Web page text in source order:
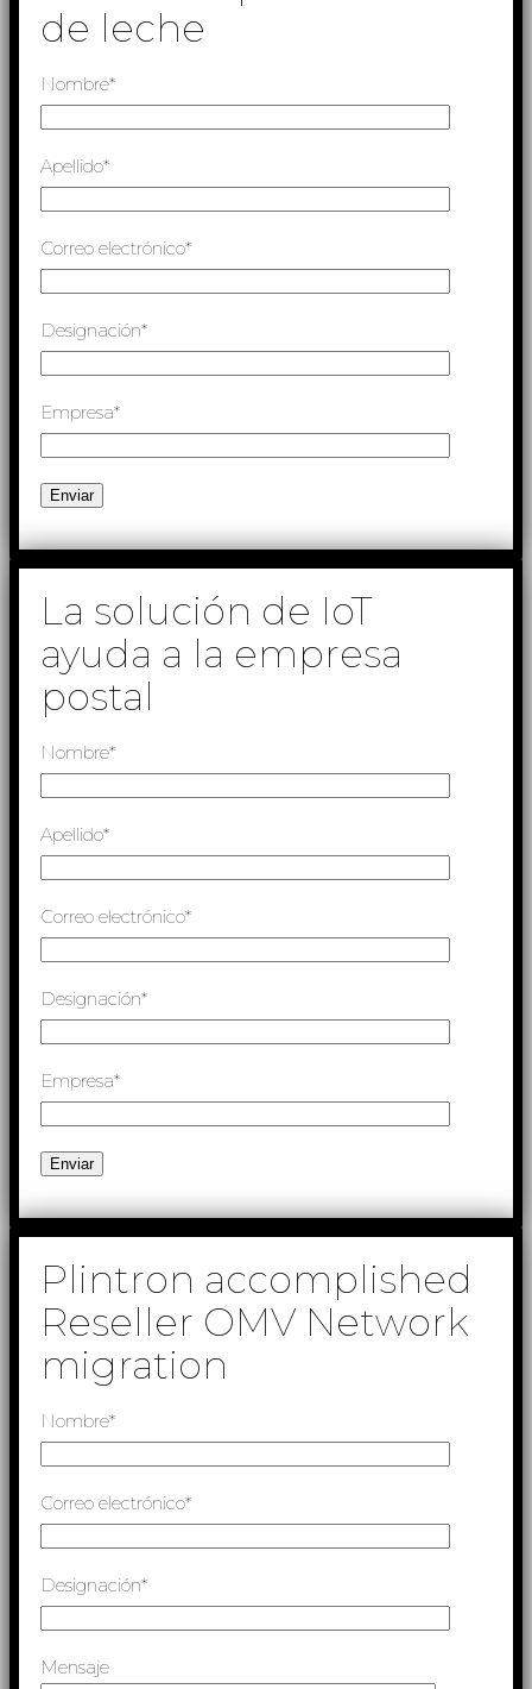
de leche
Nombre*
Apellido*
Correo electrónico*
Designación*
Empresa*
La solución de IoT
ayuda a la empresa
postal
Nombre*
Apellido*
Correo electrónico*
Designación*
Empresa*
Plintron accomplished
Reseller OMV Network
migration
Nombre*
Correo electrónico*
Designación*
Mensaje